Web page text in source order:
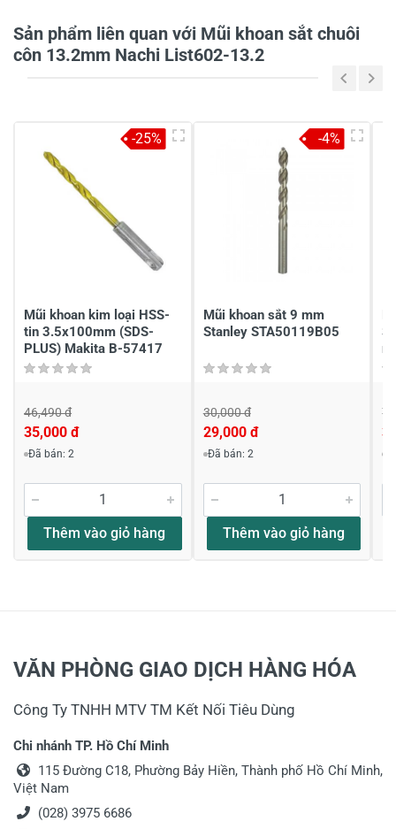
Tiêu đề của nhận xét
Gửi nhận xét
Sản phẩm liên quan với Mũi khoan sắt chuôi
côn 13.2mm Nachi List602-13.2
Mũi khoan kim loại HSS-
tin 3.5x100mm (SDS-
PLUS) Makita B-57417
46,490 đ
35,000 đ
Đã bán: 2
Thêm vào giỏ hàng
-25%
Mũi khoan sắt 9 mm
Stanley STA50119B05
30,000 đ
29,000 đ
Đã bán: 2
Thêm vào giỏ hàng
-4%
VĂN PHÒNG GIAO DỊCH HÀNG HÓA
Công Ty TNHH MTV TM Kết Nối Tiêu Dùng
Chi nhánh TP. Hồ Chí Minh
115 Đường C18, Phường Bảy Hiền, Thành phố Hồ Chí Minh,
Việt Nam
(028) 3975 6686